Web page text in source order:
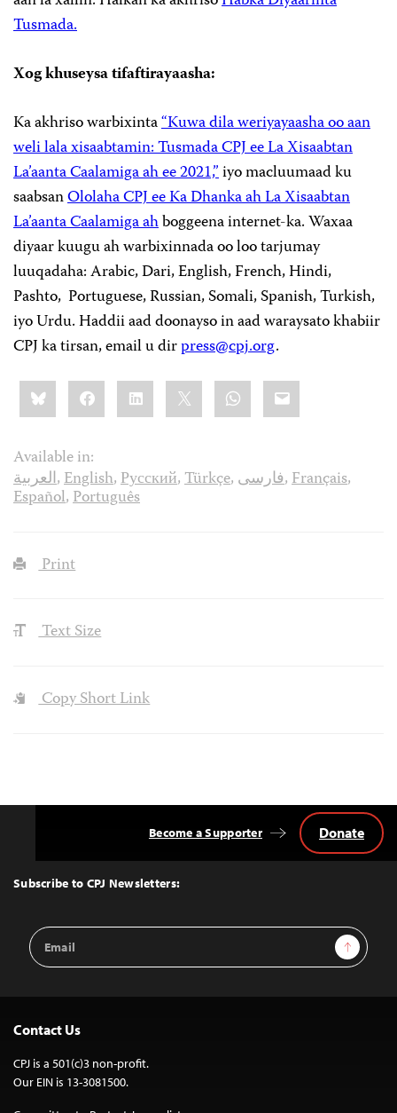
Tusmada.
Xog khuseysa tifaftirayaasha:
Ka akhriso warbixinta“Kuwa dila weriyayaasha oo aan
weli lala xisaabtamin: Tusmada CPJ ee La Xisaabtan
La’aanta Caalamiga ah ee 2021,”iyo macluumaad ku
saabsanOlolaha CPJ ee Ka Dhanka ah La Xisaabtan
La’aanta Caalamiga ahboggeena internet-ka. Waxaa
diyaar kuugu ah warbixinnada oo loo tarjumay
luuqadaha: Arabic, Dari, English, French, Hindi,
Pashto, Portuguese, Russian, Somali, Spanish, Turkish,
iyo Urdu. Haddii aad doonayso in aad waraysato khabiir
CPJ ka tirsan, email u dirpress@cpj.org.
Share
this:BlueskyFacebookLinkedIn WhatsApp
Email
Available in:
العربية,English,Русский,Türkçe, فارسی,Français,
Español,Português
Print
Text Size
Copy Short Link
Top
Subscribe to CPJ Newsletters:
Email
Address
Sign Up
Become a Supporter Donate
Contact Us
CPJ is a 501(c)3 non-profit.
Our EIN is 13-3081500.